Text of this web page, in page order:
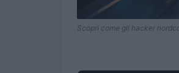
Scopri come gli hacker